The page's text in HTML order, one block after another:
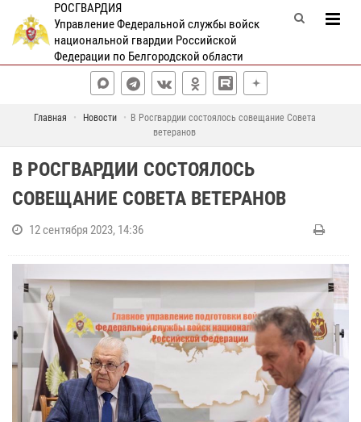
РОСГВАРДИЯ
Управление Федеральной службы войск
национальной гвардии Российской
Федерации по Белгородской области
Главная Новости
В Росгвардии состоялось совещание Совета
ветеранов
В РОСГВАРДИИ СОСТОЯЛОСЬ
СОВЕЩАНИЕ СОВЕТА ВЕТЕРАНОВ
12 сентября 2023, 14:36